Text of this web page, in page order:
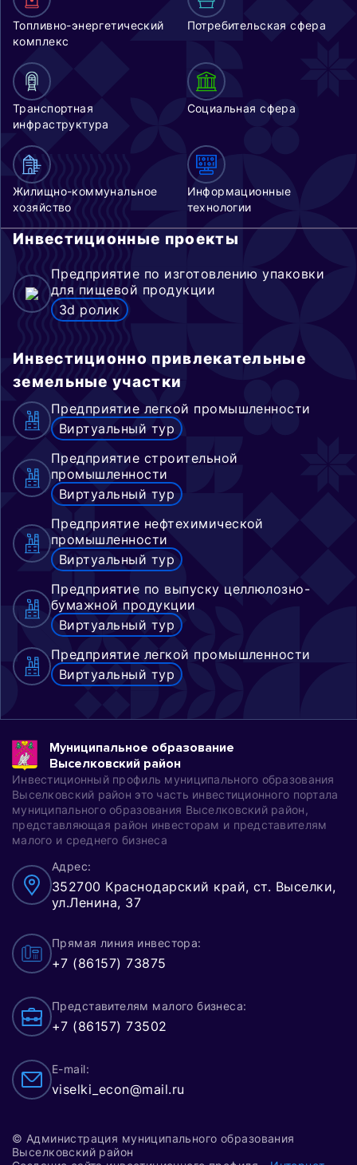
Топливно-энергетический
комплекс
Потребительская сфера
Транспортная
инфраструктура
Социальная сфера
Жилищно-коммунальное
хозяйство
Информационные
технологии
Инвестиционные проекты
Предприятие по изготовлению упаковки
для пищевой продукции
3d ролик
Инвестиционно привлекательные
земельные участки
Предприятие легкой промышленности
Виртуальный тур
Предприятие строительной
промышленности
Виртуальный тур
Предприятие нефтехимической
промышленности
Виртуальный тур
Предприятие по выпуску целлюлозно-
бумажной продукции
Виртуальный тур
Предприятие легкой промышленности
Виртуальный тур
Муниципальное образование
Выселковский район
Инвестиционный профиль муниципального образования
Выселковский район это часть инвестиционного портала
муниципального образования Выселковский район,
представляющая район инвесторам и представителям
малого и среднего бизнеса
Адрес:
352700 Краснодарский край, ст. Выселки,
ул.Ленина, 37
Прямая линия инвестора:
+7 (86157) 73875
Представителям малого бизнеса:
+7 (86157) 73502
E-mail:
viselki_econ@mail.ru
© Администрация муниципального образования
Выселковский район